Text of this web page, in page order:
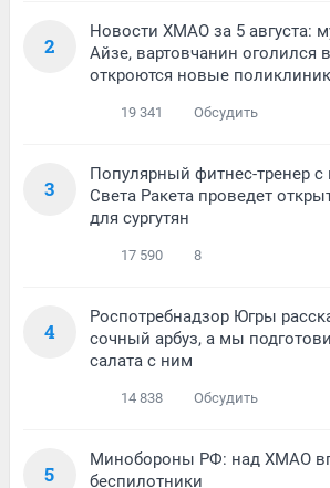
2
Новости ХМАО за 5 августа:
Айзе, вартовчанин оголился
откроются новые
19 341 Обсудить
3
Популярный фитнес-тренер
Света Ракета проведет
для сургутян
17 590 8
4
Роспотребнадзор Югры
сочный арбуз, а мы
салата с ним
14 838 Обсудить
5
Минобороны РФ: над ХМАО
беспилотники